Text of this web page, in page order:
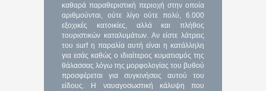
καθαρά παραθεριστική περιοχή στην οποία
αριθμούνται, ούτε λίγο ούτε πολύ, 6.000
εξοχικές κατοικίες, αλλά και πλήθος
τουριστικών καταλυμάτων. Αν είστε λάτρεις
του surf η παραλία αυτή είναι η κατάλληλη
για εσάς καθώς ο ιδιαίτερος κυματισμός της
θάλασσας λόγω της μορφολογίας του βυθού
προσφέρεται για συγκινήσεις αυτού του
είδους. Η ναυαγοσωστική κάλυψη που